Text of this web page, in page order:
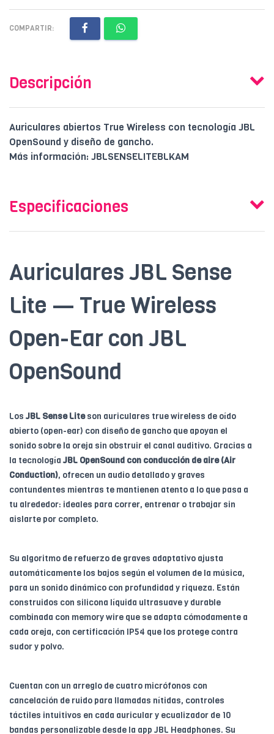
COMPARTIR:
Descripción
Auriculares abiertos True Wireless con tecnología JBL
OpenSound y diseño de gancho.
Más información: JBLSENSELITEBLKAM
Especificaciones
Auriculares JBL Sense
Lite — True Wireless
Open-Ear con JBL
OpenSound
Los JBL Sense Liteson auriculares true wireless de oído
abierto (open-ear) con diseño de gancho que apoyan el
sonido sobre la oreja sin obstruir el canal auditivo. Gracias a
la tecnología JBL OpenSound con conducción de aire (Air
Conduction), ofrecen un audio detallado y graves
contundentes mientras te mantienen atento a lo que pasa a
tu alrededor: ideales para correr, entrenar o trabajar sin
aislarte por completo.
Su algoritmo de refuerzo de graves adaptativo ajusta
automáticamente los bajos según el volumen de la música,
para un sonido dinámico con profundidad y riqueza. Están
construidos con silicona líquida ultrasuave y durable
combinada con memory wire que se adapta cómodamente a
cada oreja, con certificación IP54 que los protege contra
sudor y polvo.
Cuentan con un arreglo de cuatro micrófonos con
cancelación de ruido para llamadas nítidas, controles
táctiles intuitivos en cada auricular y ecualizador de 10
bandas personalizable desde la app JBL Headphones. Su